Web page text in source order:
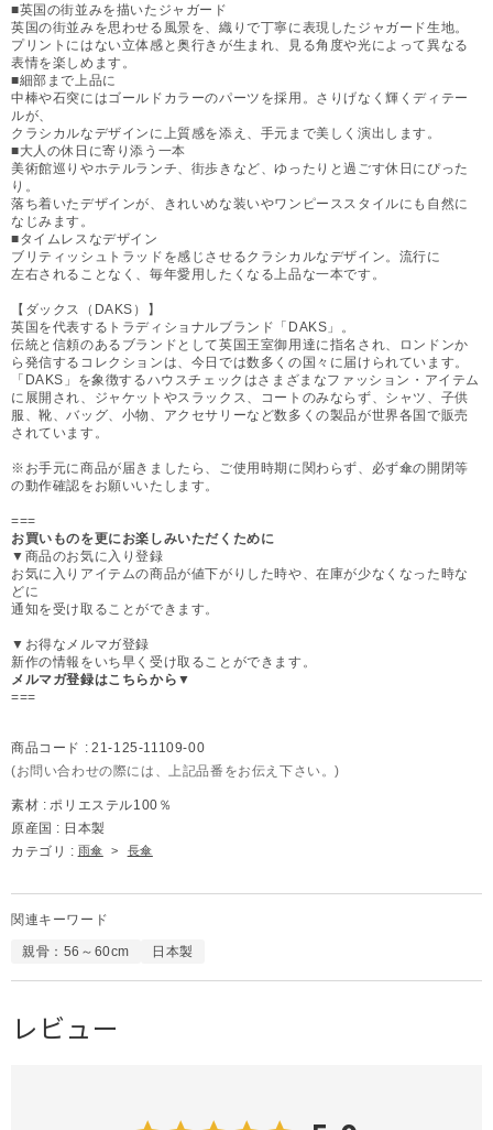
■英国の街並みを描いたジャガード
英国の街並みを思わせる風景を、織りで丁寧に表現したジャガード生地。
プリントにはない立体感と奥行きが生まれ、見る角度や光によって異なる
表情を楽しめます。
■細部まで上品に
中棒や石突にはゴールドカラーのパーツを採用。さりげなく輝くディテー
ルが、
クラシカルなデザインに上質感を添え、手元まで美しく演出します。
■大人の休日に寄り添う一本
美術館巡りやホテルランチ、街歩きなど、ゆったりと過ごす休日にぴった
り。
落ち着いたデザインが、きれいめな装いやワンピーススタイルにも自然に
なじみます。
■タイムレスなデザイン
ブリティッシュトラッドを感じさせるクラシカルなデザイン。流行に
左右されることなく、毎年愛用したくなる上品な一本です。
【ダックス（DAKS）】
英国を代表するトラディショナルブランド「DAKS」。
伝統と信頼のあるブランドとして英国王室御用達に指名され、ロンドンか
ら発信するコレクションは、今日では数多くの国々に届けられています。
「DAKS」を象徴するハウスチェックはさまざまなファッション・アイテム
に展開され、ジャケットやスラックス、コートのみならず、シャツ、子供
服、靴、バッグ、小物、アクセサリーなど数多くの製品が世界各国で販売
されています。
※お手元に商品が届きましたら、ご使用時期に関わらず、必ず傘の開閉等
の動作確認をお願いいたします。
===
お買いものを更にお楽しみいただくために
▼商品のお気に入り登録
お気に入りアイテムの商品が値下がりした時や、在庫が少なくなった時な
どに
通知を受け取ることができます。
▼お得なメルマガ登録
新作の情報をいち早く受け取ることができます。
メルマガ登録はこちらから▼
===
商品コード : 21-125-11109-00
(お問い合わせの際には、上記品番をお伝え下さい。)
素材 : ポリエステル100％
原産国 : 日本製
カテゴリ : 雨傘 > 長傘
関連キーワード
親骨：56～60cm 日本製
レビュー